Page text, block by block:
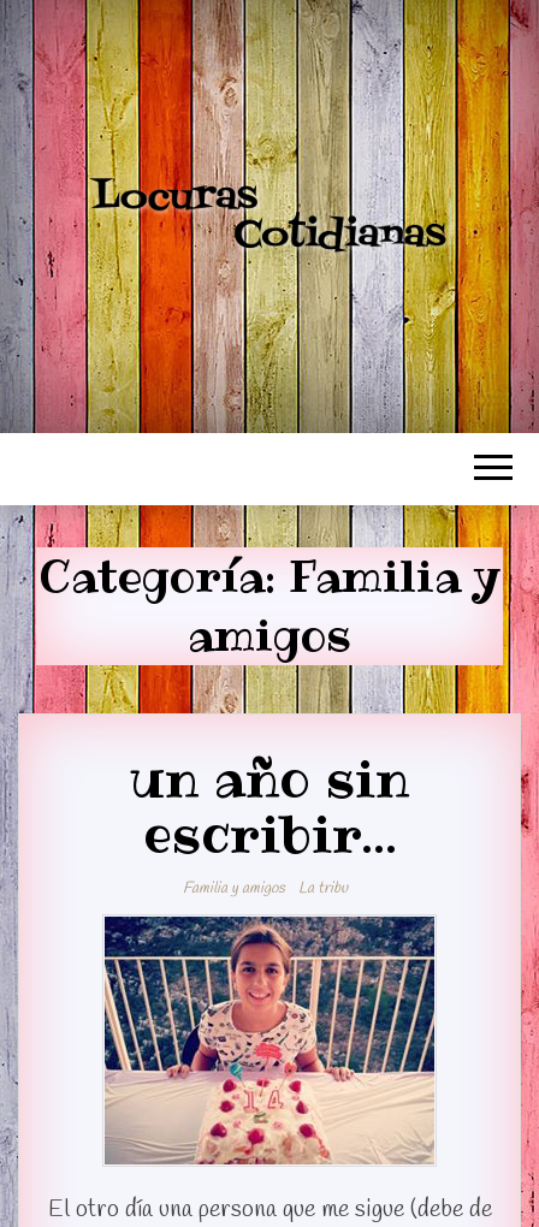
LOCURAS
COTIDIANAS
Categoría: Familia y
amigos
un año sin
escribir…
Familia y amigos La tribu
El otro día una persona que me sigue (debe de